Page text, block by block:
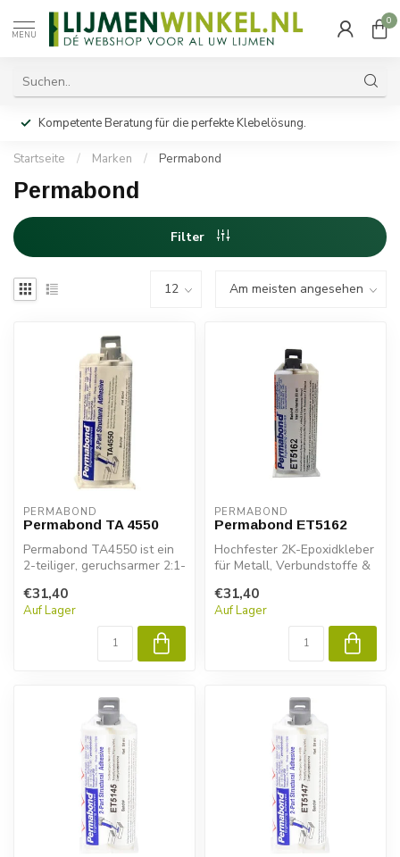
MENU
0
Kompetente Beratung für die perfekte Klebelösung.
Startseite / Marken / Permabond
Permabond
Filter
PERMABOND
Permabond TA 4550
Permabond TA4550 ist ein
2-teiliger, geruchsarmer 2:1-
€31,40
Auf Lager
PERMABOND
Permabond ET5162
Hochfester 2K-Epoxidkleber
für Metall, Verbundstoffe &
ET...
€31,40
Auf Lager